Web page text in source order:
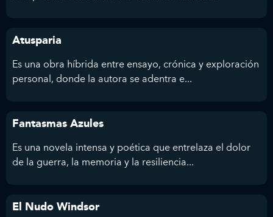
Atusparia
Es una obra híbrida entre ensayo, crónica y exploración
personal, donde la autora se adentra e...
Fantasmas Azules
Es una novela intensa y poética que entrelaza el dolor
de la guerra, la memoria y la resiliencia...
El Nudo Windsor